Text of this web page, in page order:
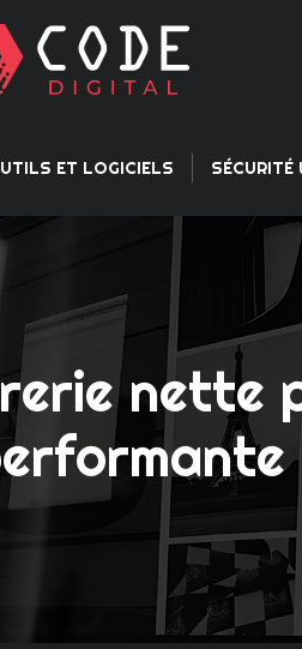
ET LOGICIELS SÉCURITÉ
nette